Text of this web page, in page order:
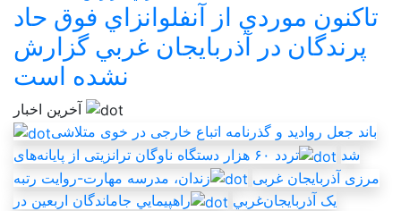
تاکنون موردي از آنفلوانزاي فوق حاد
پرندگان در آذربايجان غربي گزارش
نشده است
باند جعل روادید و گذرنامه اتباع خارجی در خوی متلاشی
شد
تردد ۶۰ هزار دستگاه ناوگان ترانزیتی از پایانه‌های
مرزی آذربایجان ‌غربی
زندان، مدرسه مهارت-روايت رتبه
يک آذربايجان‌غربي
راهپيمايي جاماندگان اربعين در